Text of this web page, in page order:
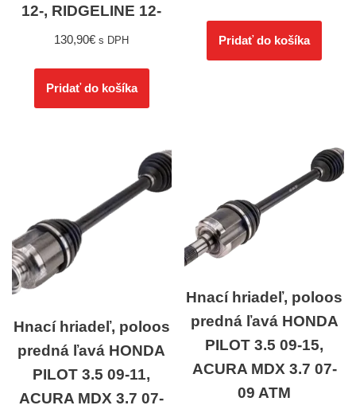
12-, RIDGELINE 12-
130,90€ s DPH
Pridať do košíka
Pridať do košíka
Hnací hriadeľ, poloos
predná ľavá HONDA
PILOT 3.5 09-11,
ACURA MDX 3.7 07-
Hnací hriadeľ, poloos
predná ľavá HONDA
PILOT 3.5 09-15,
ACURA MDX 3.7 07-
09 ATM